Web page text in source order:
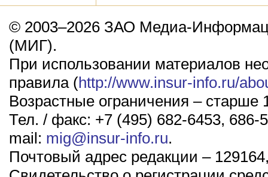
© 2003–2026 ЗАО Медиа-
(МИГ).
При использовании материалов
правила (http://www.insur-info.ru/
Возрастные ограничения – старше
Тел. / факс: +7 (495) 682-6453, 686-
mail: mig@insur-info.ru.
Почтовый адрес редакции –